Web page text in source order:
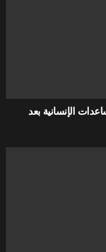
الإنسانية بعد